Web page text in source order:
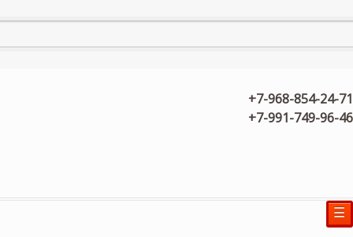
+7-968-854-24-71
+7-991-749-96-46
☰